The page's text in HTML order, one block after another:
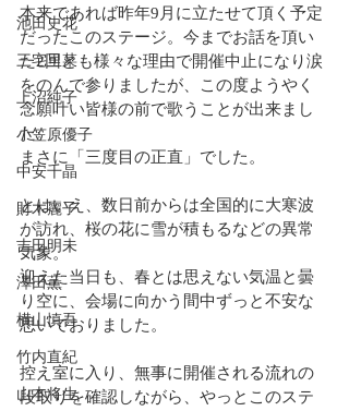
池田史花
三宅里菜
上沼純子
小笠原優子
中安千晶
財木麗子
吉田明未
澤田薫
横山慎吾
竹内直紀
山本将生
本来であれば昨年9月に立たせて頂く予定
だったこのステージ。今までお話を頂い
た2回とも様々な理由で開催中止になり涙
をのんで参りましたが、この度ようやく
念願叶い皆様の前で歌うことが出来まし
た。
まさに「三度目の正直」でした。
とはいえ、数日前からは全国的に大寒波
が訪れ、桜の花に雪が積もるなどの異常
気象。
迎えた当日も、春とは思えない気温と曇
り空に、会場に向かう間中ずっと不安な
思いでおりました。
控え室に入り、無事に開催される流れの
段取りを確認しながら、やっとこのステ